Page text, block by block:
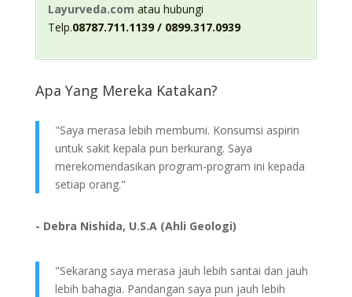
Layurveda.com atau hubungi
Telp.08787.711.1139 / 0899.317.0939
Apa Yang Mereka Katakan?
"Saya merasa lebih membumi. Konsumsi aspirin
untuk sakit kepala pun berkurang. Saya
merekomendasikan program-program ini kepada
setiap orang."
- Debra Nishida, U.S.A (Ahli Geologi)
"Sekarang saya merasa jauh lebih santai dan jauh
lebih bahagia. Pandangan saya pun jauh lebih